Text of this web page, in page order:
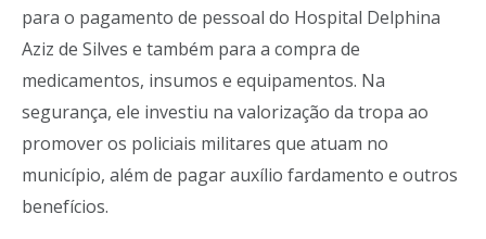
para o pagamento de pessoal do Hospital Delphina
Aziz de Silves e também para a compra de
medicamentos, insumos e equipamentos. Na
segurança, ele investiu na valorização da tropa ao
promover os policiais militares que atuam no
município, além de pagar auxílio fardamento e outros
benefícios.